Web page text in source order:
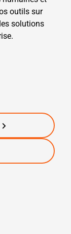
outils sur
solutions